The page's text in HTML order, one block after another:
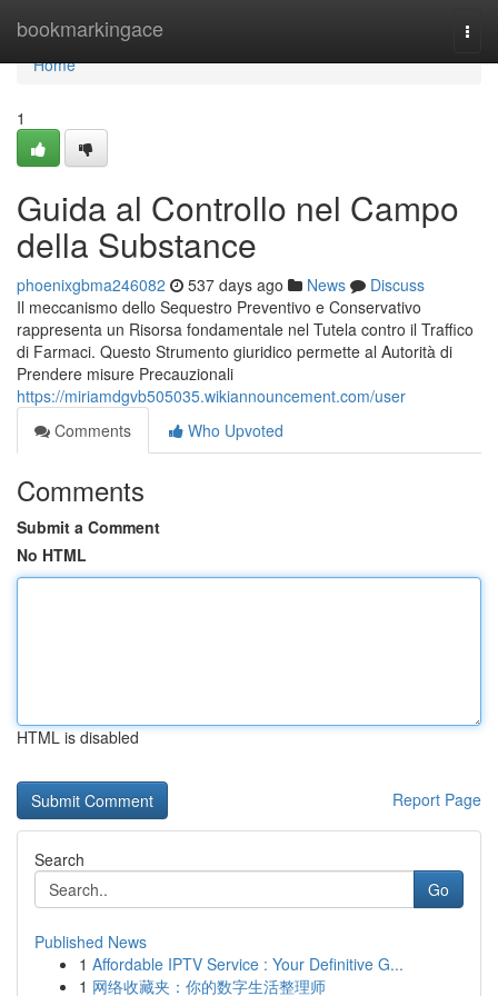
bookmarkingace
Home
Home
1
Guida al Controllo nel Campo
della Substance
phoenixgbma246082 537 days ago News
Discuss
Il meccanismo dello Sequestro Preventivo e Conservativo
rappresenta un Risorsa fondamentale nel Tutela contro il Traffico
di Farmaci. Questo Strumento giuridico permette al Autorità di
Prendere misure Precauzionali
https://miriamdgvb505035.wikiannouncement.com/user
Comments
Who Upvoted
Comments
Submit a Comment
No HTML
HTML is disabled
Report Page
Search
Go
Published News
1 Affordable IPTV Service : Your Definitive G...
1 网络收藏夹：你的数字生活整理师